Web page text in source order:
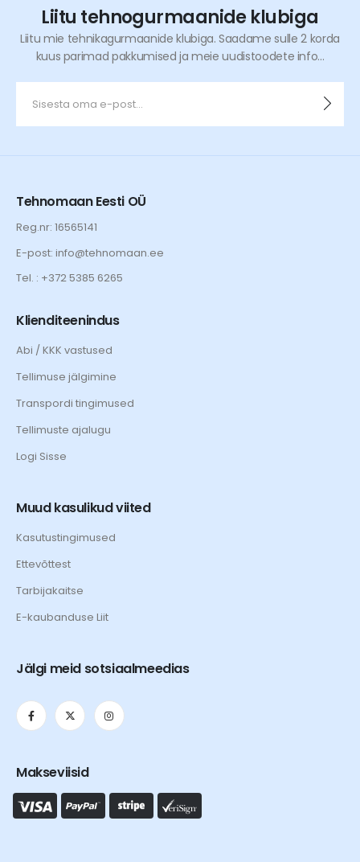
Liitu tehnogurmaanide klubiga
Liitu mie tehnikagurmaanide klubiga. Saadame sulle 2 korda
kuus parimad pakkumised ja meie uudistoodete info...
Tehnomaan Eesti OÜ
Reg.nr: 16565141
E-post: info@tehnomaan.ee
Tel. : +372 5385 6265
Klienditeenindus
Abi / KKK vastused
Tellimuse jälgimine
Transpordi tingimused
Tellimuste ajalugu
Logi Sisse
Muud kasulikud viited
Kasutustingimused
Ettevõttest
Tarbijakaitse
E-kaubanduse Liit
Jälgi meid sotsiaalmeedias
Makseviisid